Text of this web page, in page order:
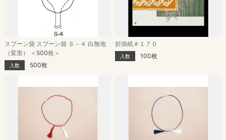
スプーン袋 スプーン袋 Ｓ－４ 白無地
（変形） ＜500枚＞
入数 500枚
折掛紙＃１７０
入数 100枚